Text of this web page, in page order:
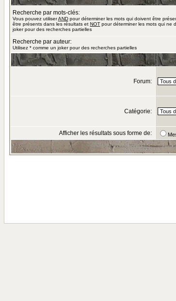
Recherche par mots-clés:
Vous pouvez utiliserAND pour déterminer les mots qui doivent être
être présents dans les résultats et NOT pour déterminer les mots qui ne
joker pour des recherches partielles
Recherche par auteur:
Utilisez * comme un joker pour des recherches partielles
Forum:
Catégorie:
Afficher les résultats sous forme de: